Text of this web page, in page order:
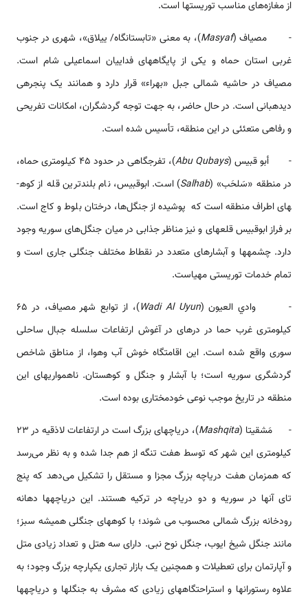
از مغازه‌های مناسب توریست­ها است.
- مصياف (Masyaf)، به معنی «تابستان­گاه/ ییلاق»، شهری در جنوب
غربی استان حماه و یکی از پایگاه­های فداییان اسماعیلی شام است.
مصیاف در حاشیه شمالى جبل «بهراء» قرار دارد و همانند یک پنجره­ى
دیده­بانی است. در حال حاضر، به جهت توجه گردشگران، امکانات تفریحی
و رفاهی متعئئی در این منطقه، تأسیس شده است.
- أبو قبيس (Abu Qubays
)، تفرجگاهی در حدود 45 کیلومتری حماه،
در منطقه «سَلحَب» (Salhab) است. ابوقبیس، نام بلندترین قله از کوه­
های اطراف منطقه است که پوشیده از جنگل‌ها، درختان بلوط و کاج است.
بر فراز ابوقبیس قلعه­ای و نیز مناظر جذابی در میان جنگل‌های سوریه وجود
دارد. چشمه­ها و آبشارهای متعدد در نقطاط مختلف جنگلی جاری است و
تمام خدمات توریستی مهیاست.
- وادي العيون (Wadi Al Uyun
)، از توابع شهر مصیاف، در 65
کیلومتری غرب حما در دره­ای در آغوش ارتفاعات سلسله جبال ساحلی
سوری واقع شده است. این اقامتگاه خوش آب وهوا، از مناطق شاخص
گردشگری سوریه است؛ با آبشار و جنگل و کوهستان. ناهمواری­های این
منطقه در تاریخ موجب نوعی خودمختاری بوده است.
- مَشقيتا (Mashqita
)، دریاچه­ای بزرگ است در ارتفاعات لاذقیه در 23
کیلومتری این شهر که توسط هفت تنگه از هم جدا شده و به نظر می‌رسد
که همزمان هفت دریاچه بزرگ مجزا و مستقل را تشکیل می‌دهد که پنج
تای آنها در سوریه و دو دریاچه در ترکیه هستند. این دریاچه­ها دهانه
رودخانه بزرگ شمالی محسوب می شوند؛ با کوه­های جنگلی همیشه سبز؛
مانند جنگل شیخ ایوب، جنگل نوح نبی. دارای سه هتل و تعداد زیادی متل
و آپارتمان برای تعطیلات و همچنین یک بازار تجاری یکپارچه بزرگ وجود؛ به
علاوه رستوران­ها و استراحتگاه­های زیادی که مشرف به جنگل­ها و دریاچه­ها